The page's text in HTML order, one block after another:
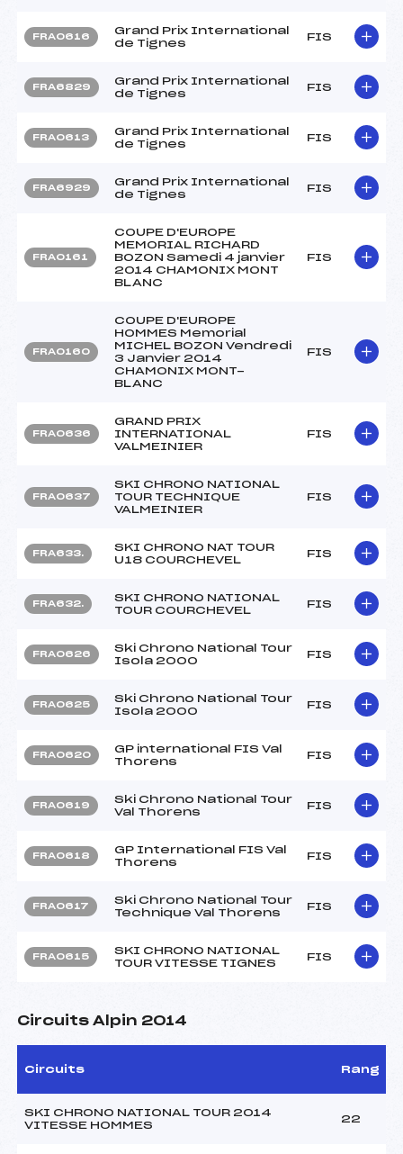
FRA0616
Grand Prix International
de Tignes
FIS
FRA6829
Grand Prix International
de Tignes
FIS
FRA0613
Grand Prix International
de Tignes
FIS
FRA6929
Grand Prix International
de Tignes
FIS
FRA0161
COUPE D'EUROPE
MEMORIAL RICHARD
BOZON Samedi 4 janvier
2014 CHAMONIX MONT
BLANC
FIS
FRA0160
COUPE D'EUROPE
HOMMES Memorial
MICHEL BOZON Vendredi
3 Janvier 2014
CHAMONIX MONT-
BLANC
FIS
FRA0636
GRAND PRIX
INTERNATIONAL
VALMEINIER
FIS
FRA0637
SKI CHRONO NATIONAL
TOUR TECHNIQUE
VALMEINIER
FIS
FRA633.
SKI CHRONO NAT TOUR
U18 COURCHEVEL
FIS
FRA632.
SKI CHRONO NATIONAL
TOUR COURCHEVEL
FIS
FRA0626
Ski Chrono National Tour
Isola 2000
FIS
FRA0625
Ski Chrono National Tour
Isola 2000
FIS
FRA0620
GP international FIS Val
Thorens
FIS
FRA0619
Ski Chrono National Tour
Val Thorens
FIS
FRA0618
GP International FIS Val
Thorens
FIS
FRA0617
Ski Chrono National Tour
Technique Val Thorens
FIS
FRA0615
SKI CHRONO NATIONAL
TOUR VITESSE TIGNES
FIS
Circuits Alpin 2014
Circuits Rang
SKI CHRONO NATIONAL TOUR 2014
VITESSE HOMMES
22